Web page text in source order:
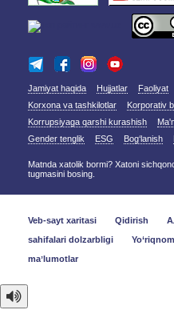
Jamiyat haqida Hujjatlar Faoliyat
Korxona va tashkilotlar
Korporativ
Korrupsiyaga qarshi kurashish
Gender tenglik
ESG Bog‘lanish
Matnda xatolik bormi? Xatoni
tugmasini bosing.
Veb-sayt xaritasi Qidirish
sahifalari dolzarbligi
maʼlumotlar